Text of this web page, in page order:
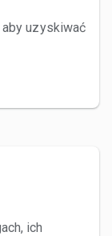
uzyskiwać
ich